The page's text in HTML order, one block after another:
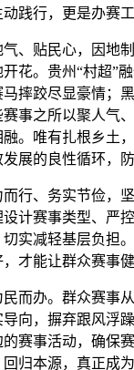
践行，更是办赛
贴民心，因地制
花。贵州“村超”
摔跤尽显豪情；
事之所以聚人气
。唯有扎根乡土
展的良性循环，
、务实节俭，坚
计赛事类型、严
实减轻基层负担
才能让群众赛事健
办。群众赛事从
向，摒弃跟风浮
赛事活动，确保
归本源，真正成